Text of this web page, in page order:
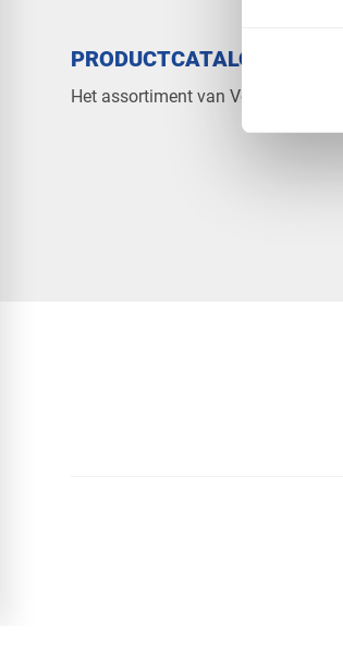
PRODUCTCATALOGUS 2026
Het assortiment van Vos Products